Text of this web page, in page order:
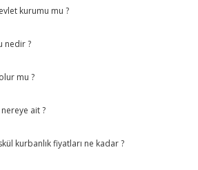
kurumu mu ?
nedir ?
mu ?
ait ?
kurbanlık fiyatları ne kadar ?